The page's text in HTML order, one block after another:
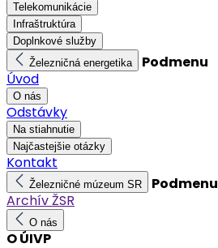
Telekomunikácie
Infraštruktúra
Doplnkové služby
Železničná energetika
Podmenu
Úvod
O nás
Odstávky
Na stiahnutie
Najčastejšie otázky
Kontakt
Železničné múzeum SR
Podmenu
Archív ŽSR
O nás
O ÚIVP